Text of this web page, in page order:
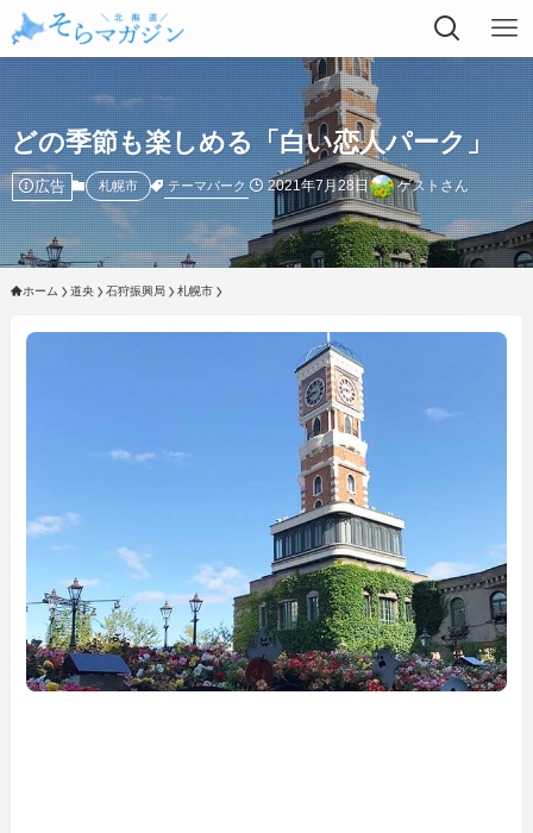
どの季節も楽しめる「白い恋人パーク」
広告 札幌市 テーマパーク 2021年7月28日 ゲストさん
ホーム 道央 石狩振興局 札幌市